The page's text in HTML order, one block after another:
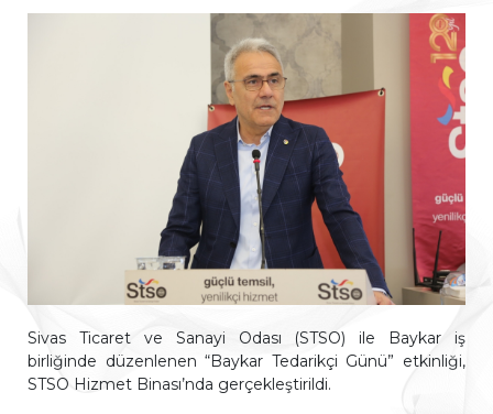
Sivas Ticaret ve Sanayi Odası (STSO) ile Baykar iş
birliğinde düzenlenen “Baykar Tedarikçi Günü” etkinliği,
STSO Hizmet Binası’nda gerçekleştirildi.